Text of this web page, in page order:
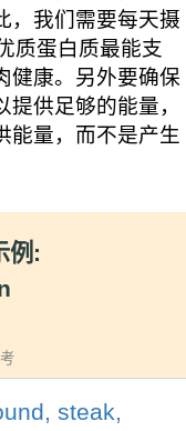
，我们需要每天摄
质蛋白质最能支
健康。另外要确保
供足够的能量，
能量，而不是产生
例:
steak,